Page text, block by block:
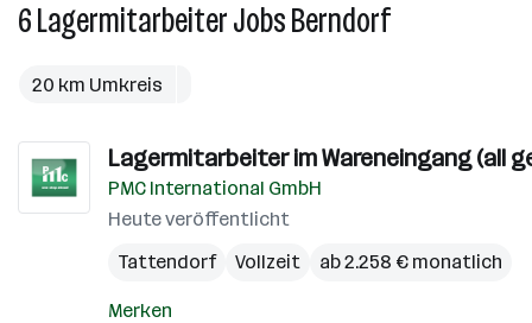
6LagermitarbeiterJobsBerndorf6
20 km Umkreis
Lagermitarbeiter im Wareneingang (all
PMC International GmbH
Heute veröffentlicht
Tattendorf
Vollzeit ab 2.258 € monatlich
Merken